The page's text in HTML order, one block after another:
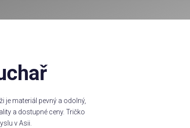
je materiál pevný a odolný,
a dostupné ceny. Tričko
v Asii.